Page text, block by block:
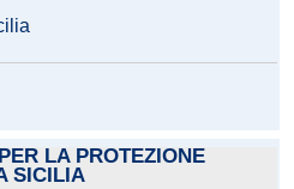
LA PROTEZIONE
SICILIA